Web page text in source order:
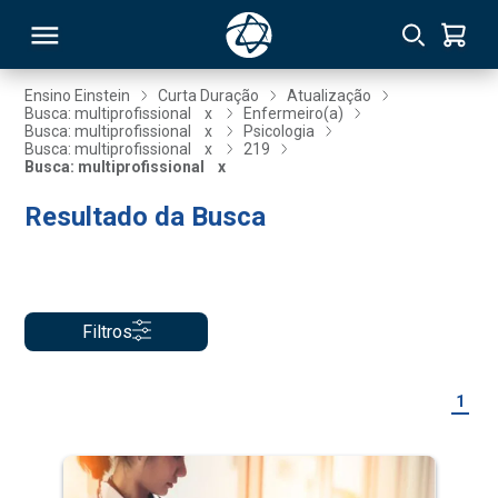
Ensino Einstein Curta Duração
Atualização
Busca: multiprofissional
x
Enfermeiro(a)
Busca: multiprofissional
x
Psicologia
Busca: multiprofissional
x
219
Busca: multiprofissional
x
Resultado da Busca
Filtros
1